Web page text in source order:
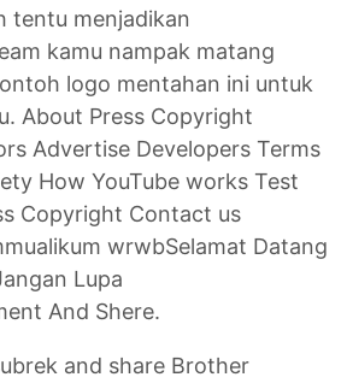
tentu menjadikan
kamu nampak matang
logo mentahan ini untuk
About Press Copyright
Advertise Developers Terms
How YouTube works Test
Copyright Contact us
wrwbSelamat Datang
Lupa
And Shere.
and share Brother